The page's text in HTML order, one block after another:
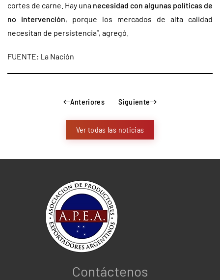
cortes de carne. Hay una necesidad con algunas políticas de
no intervención, porque los mercados de alta calidad
necesitan de persistencia”, agregó.
FUENTE: La Nación
Anteriores Siguiente
Ver todas las noticias
Contáctenos